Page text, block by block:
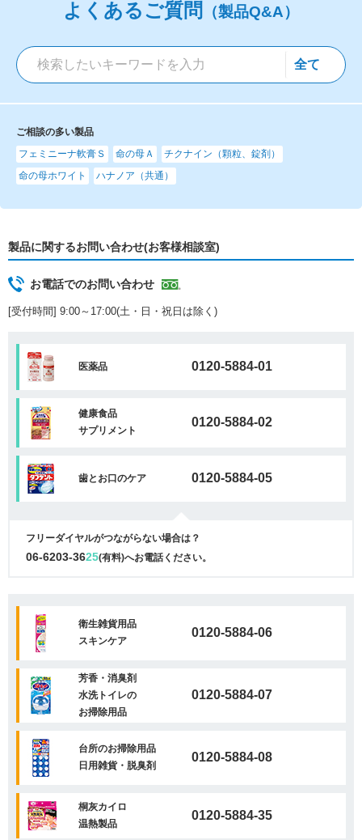
よくあるご質問 （製品Q&A）
ご相談の多い製品
フェミニーナ軟膏Ｓ
命の母Ａ
チクナイン（顆粒、錠剤）
命の母ホワイト
ハナノア（共通）
製品に関するお問い合わせ(お客様相談室)
お電話でのお問い合わせ
[受付時間] 9:00～17:00(土・日・祝日は除く)
医薬品 0120-5884-01
健康食品
サプリメント
0120-5884-02
歯とお口のケア 0120-5884-05
フリーダイヤルがつながらない場合は？
06-6203-3625(有料)へお電話ください。
衛生雑貨用品
スキンケア
0120-5884-06
芳香・消臭剤
水洗トイレの
お掃除用品
0120-5884-07
台所のお掃除用品
日用雑貨・脱臭剤
0120-5884-08
桐灰カイロ
温熱製品
0120-5884-35